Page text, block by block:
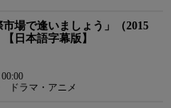
場で逢いましょう」（2015
日本語字幕版】
ドラマ・アニメ